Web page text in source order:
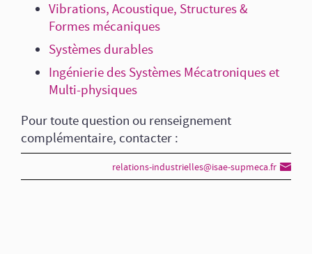
Vibrations, Acoustique, Structures &
Formes mécaniques
Systèmes durables
Ingénierie des Systèmes Mécatroniques et
Multi-physiques
Pour toute question ou renseignement
complémentaire, contacter :
relations-industrielles@isae-supmeca.fr